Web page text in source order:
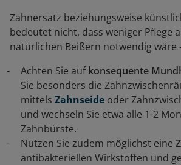
Zahnersatz beziehungsweise
bedeutet nicht, dass weniger Pflege
natürlichen Beißern notwendig wäre
Achten Sie aufkonsequente
Sie besonders die
mittels Zahnseide oder
und wechseln Sie etwa alle 1-2
Zahnbürste.
Nutzen Sie zudem möglichst eine
antibakteriellen Wirkstoffen und